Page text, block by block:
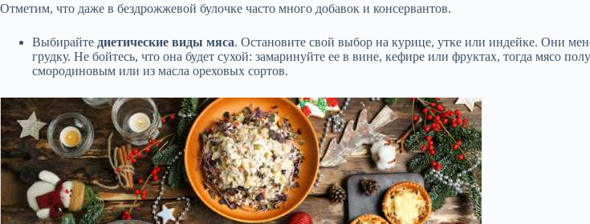
Отметим, что даже в бездрожжевой булочке часто много добавок и консервантов.
Выбирайте диетические виды мяса. Остановите свой выбор на курице, утке или индейке. Они
грудку. Не бойтесь, что она будет сухой: замаринуйте ее в вине, кефире или фруктах, тогда
смородиновым или из масла ореховых сортов.